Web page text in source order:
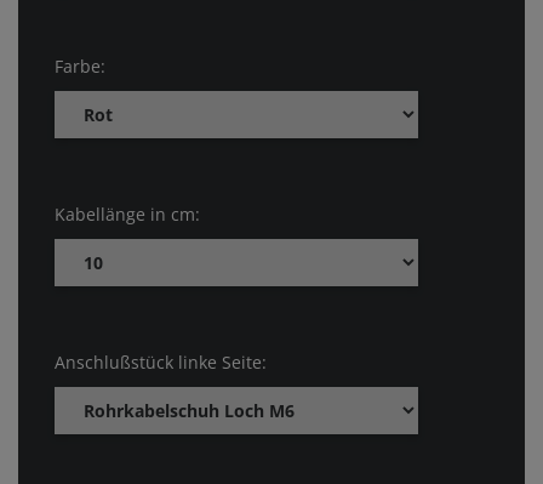
Farbe:
Kabellänge in cm:
Anschlußstück linke Seite: